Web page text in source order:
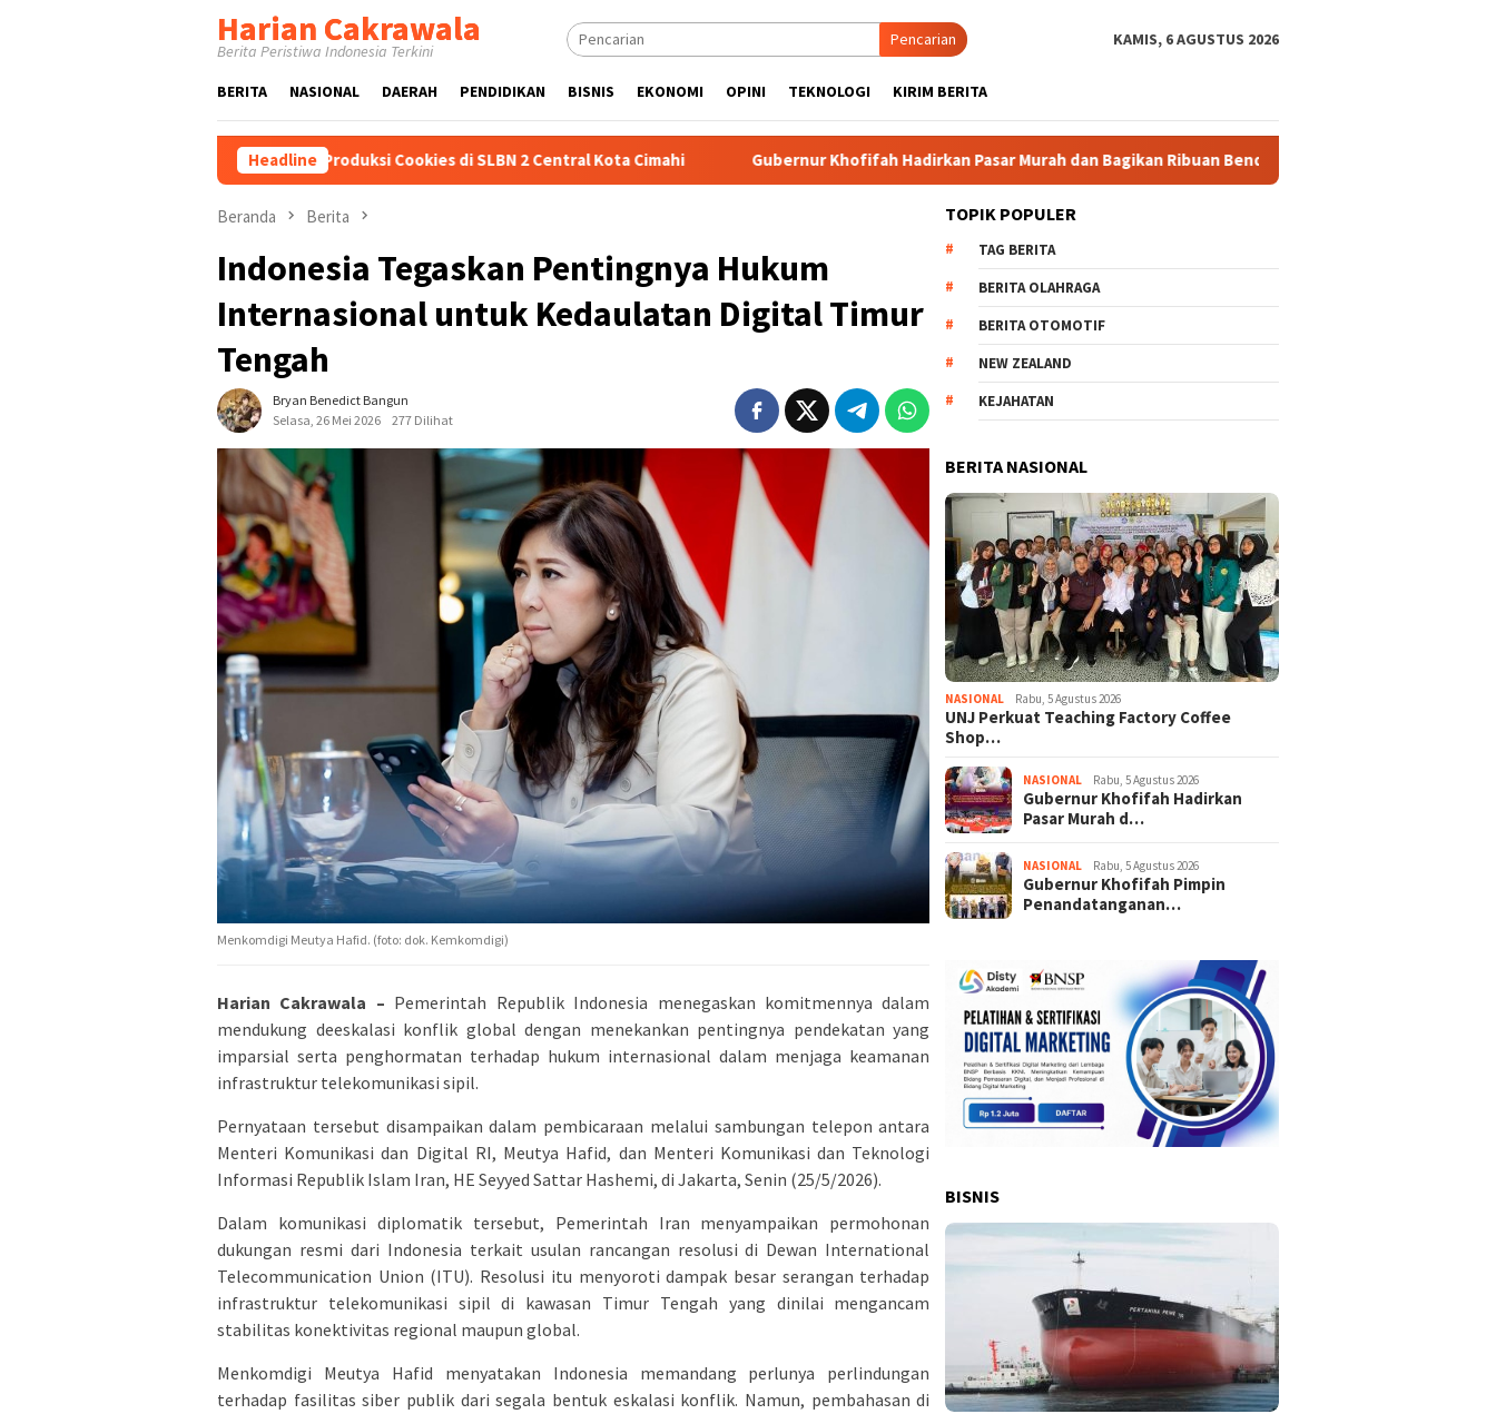
Harian Cakrawala
Berita Peristiwa Indonesia Terkini
Pencarian KAMIS, 6 AGUSTUS 2026
BERITA NASIONAL DAERAH PENDIDIKAN BISNIS EKONOMI OPINI TEKNOLOGI KIRIM BERITA
Headline
Barista dan Produksi Cookies di SLBN 2 Central Kota Cimahi Gubernur Khofifah Hadirkan Pasar Murah dan Bagikan Ribuan Bendera Merah Putih untuk Sambut HUT ke-81 RI
Beranda Berita
Indonesia Tegaskan Pentingnya Hukum
Internasional untuk Kedaulatan Digital Timur
Tengah
Bryan Benedict Bangun
Selasa, 26 Mei 2026
277 Dilihat
Menkomdigi Meutya Hafid. (foto: dok. Kemkomdigi)
Harian Cakrawala – Pemerintah Republik Indonesia menegaskan komitmennya dalam
mendukung deeskalasi konflik global dengan menekankan pentingnya pendekatan yang
imparsial serta penghormatan terhadap hukum internasional dalam menjaga keamanan
infrastruktur telekomunikasi sipil.
Pernyataan tersebut disampaikan dalam pembicaraan melalui sambungan telepon antara
Menteri Komunikasi dan Digital RI, Meutya Hafid, dan Menteri Komunikasi dan Teknologi
Informasi Republik Islam Iran, HE Seyyed Sattar Hashemi, di Jakarta, Senin (25/5/2026).
Dalam komunikasi diplomatik tersebut, Pemerintah Iran menyampaikan permohonan
dukungan resmi dari Indonesia terkait usulan rancangan resolusi di Dewan International
Telecommunication Union (ITU). Resolusi itu menyoroti dampak besar serangan terhadap
infrastruktur telekomunikasi sipil di kawasan Timur Tengah yang dinilai mengancam
stabilitas konektivitas regional maupun global.
Menkomdigi Meutya Hafid menyatakan Indonesia memandang perlunya perlindungan
terhadap fasilitas siber publik dari segala bentuk eskalasi konflik. Namun, pembahasan di
TOPIK POPULER
TAG BERITA
BERITA OLAHRAGA
BERITA OTOMOTIF
NEW ZEALAND
KEJAHATAN
BERITA NASIONAL
NASIONAL Rabu, 5 Agustus 2026
UNJ Perkuat Teaching Factory Coffee
Shop…
NASIONAL Rabu, 5 Agustus 2026
Gubernur Khofifah Hadirkan
Pasar Murah d…
NASIONAL Rabu, 5 Agustus 2026
Gubernur Khofifah Pimpin
Penandatanganan…
BISNIS